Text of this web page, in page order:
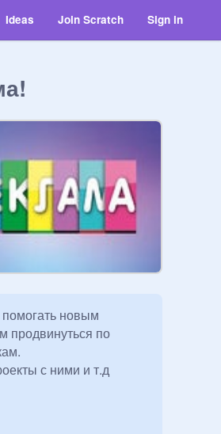
Ideas Join Scratch Sign in
новым
продвинуться по
с ними и т.д